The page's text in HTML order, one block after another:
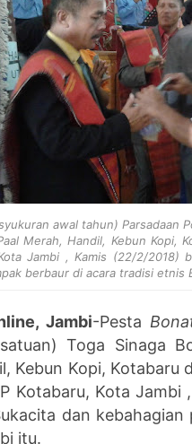
awal tahun) Parsadaan
Merah, Handil, Kebun Kopi,
Jambi , Kamis (22/2/2018)
berbaur di acara tradisi etnis
Jambi-Pesta
Toga Sinaga
Kebun Kopi,
Kotabaru, Kota
dan
itu.